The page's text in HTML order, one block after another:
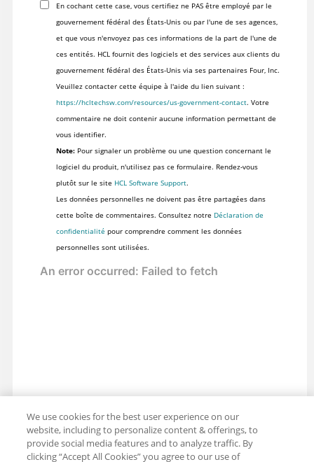
En cochant cette case, vous certifiez ne PAS être employé par le
gouvernement fédéral des États-Unis ou par l'une de ses agences,
et que vous n'envoyez pas ces informations de la part de l'une de
ces entités. HCL fournit des logiciels et des services aux clients du
gouvernement fédéral des États-Unis via ses partenaires Four, Inc.
Veuillez contacter cette équipe à l'aide du lien suivant :
https://hcltechsw.com/resources/us-government-contact. Votre
commentaire ne doit contenir aucune information permettant de
vous identifier.
Note:Pour signaler un problème ou une question concernant le
logiciel du produit, n'utilisez pas ce formulaire. Rendez-vous
plutôt sur le site HCL Software Support.
Les données personnelles ne doivent pas être partagées dans
cette boîte de commentaires. Consultez notre Déclaration de
confidentialité pour comprendre comment les données
personnelles sont utilisées.
We use cookies for the best user experience on our
website, including to personalize content & offerings, to
provide social media features and to analyze traffic. By
clicking “Accept All Cookies” you agree to our use of